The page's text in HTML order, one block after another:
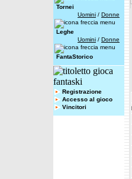
Tornei
Uomini / Donne
Leghe
Uomini / Donne
FantaStorico
Registrazione
Accesso al gioco
Vincitori